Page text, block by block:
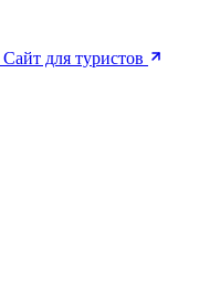
Сайт для туристов